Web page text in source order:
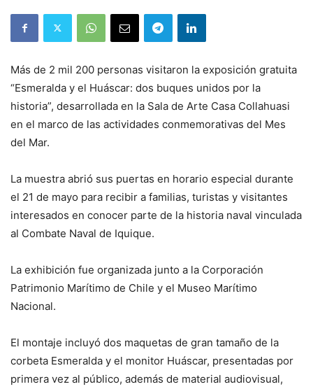
Más de 2 mil 200 personas visitaron la exposición gratuita
“Esmeralda y el Huáscar: dos buques unidos por la
historia”, desarrollada en la Sala de Arte Casa Collahuasi
en el marco de las actividades conmemorativas del Mes
del Mar.
La muestra abrió sus puertas en horario especial durante
el 21 de mayo para recibir a familias, turistas y visitantes
interesados en conocer parte de la historia naval vinculada
al Combate Naval de Iquique.
La exhibición fue organizada junto a la Corporación
Patrimonio Marítimo de Chile y el Museo Marítimo
Nacional.
El montaje incluyó dos maquetas de gran tamaño de la
corbeta Esmeralda y el monitor Huáscar, presentadas por
primera vez al público, además de material audiovisual,